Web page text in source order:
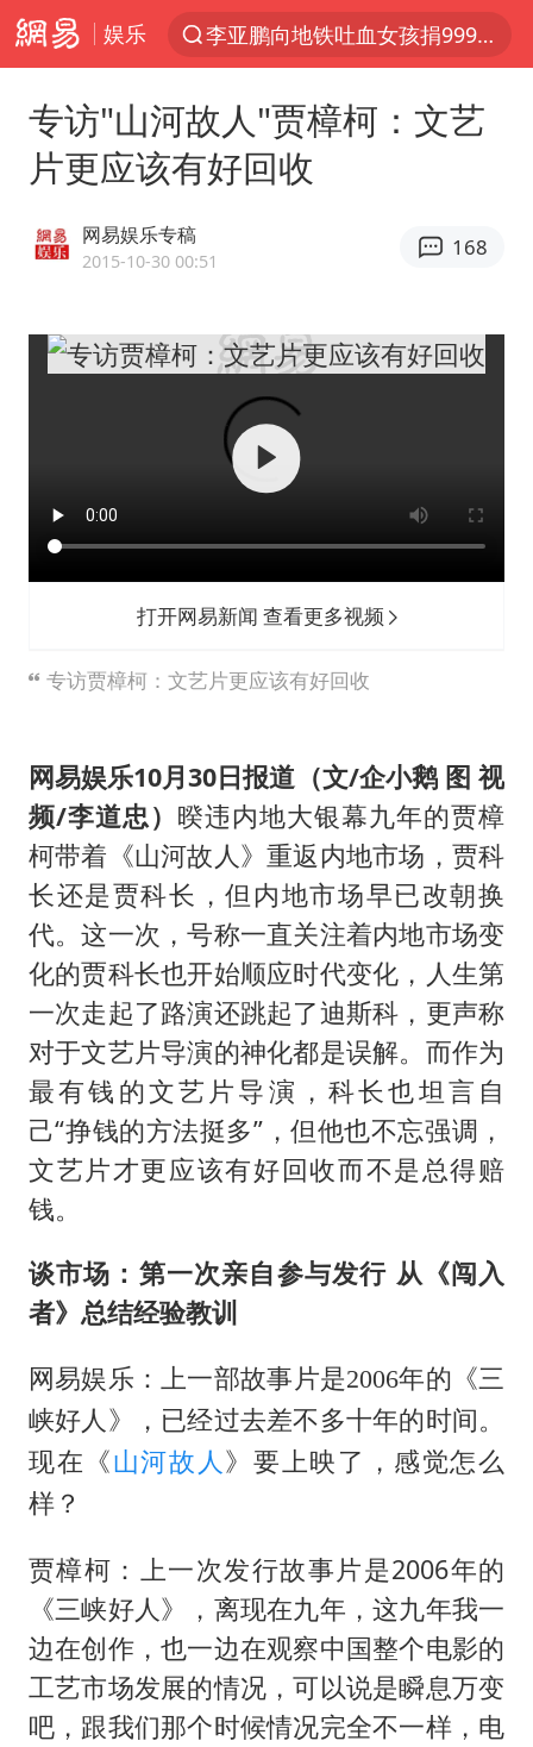
娱乐
李亚鹏向地铁吐血女孩捐99999元
官方通报传销头目出狱办书院
米兰1-1国米
逃犯看演唱会 刚出地铁就被逮住
41岁女子为鼓励女儿考上985研究生
《Monica》填词人黎彼得去世
人贩子“梅姨”真实姓名曝光
普京宣布多项人事调整
谷歌首席科学家Jeff Dean离职创业
汕头市政府被约谈
蜜雪冰城员工抽烟收银 门店现已停业
嘲讽周星驰无儿女没朋友 李修贤道歉
坚持党全面领导和党中央集中统一领导
专访"山河故人"贾樟柯：文艺
片更应该有好回收
网易娱乐专稿
2015-10-30 00:51
168
打开网易新闻 查看更多视频
专访贾樟柯：文艺片更应该有好回收
网易娱乐10月30日报道（文/企小鹅 图 视
频/李道忠） 暌违内地大银幕九年的贾樟
柯带着《山河故人》重返内地市场，贾科
长还是贾科长，但内地市场早已改朝换
代。这一次，号称一直关注着内地市场变
化的贾科长也开始顺应时代变化，人生第
一次走起了路演还跳起了迪斯科，更声称
对于文艺片导演的神化都是误解。而作为
最有钱的文艺片导演，科长也坦言自
己“挣钱的方法挺多”，但他也不忘强调，
文艺片才更应该有好回收而不是总得赔
钱。
谈市场：第一次亲自参与发行 从《闯入
者》总结经验教训
网易娱乐：上一部故事片是2006年的《三
峡好人》，已经过去差不多十年的时间。
现在《 山河故人 》要上映了，感觉怎么
样？
贾樟柯：上一次发行故事片是2006年的
《三峡好人》，离现在九年，这九年我一
边在创作，也一边在观察中国整个电影的
工艺市场发展的情况，可以说是瞬息万变
吧，跟我们那个时候情况完全不一样，电